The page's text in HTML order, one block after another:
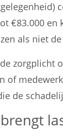
€83.000
als niet
zorgplicht
de